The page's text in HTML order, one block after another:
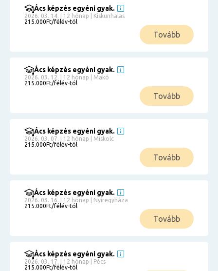
Ács képzés egyéni gyak.
2026. 03. 14. | 12 hónap | Kiskunhalas
215.000Ft/félév-tól
Tovább
Ács képzés egyéni gyak.
2026. 03. 12. | 12 hónap | Makó
215.000Ft/félév-tól
Tovább
Ács képzés egyéni gyak.
2026. 03. 07. | 12 hónap | Miskolc
215.000Ft/félév-tól
Tovább
Ács képzés egyéni gyak.
2026. 03. 16. | 12 hónap | Nyíregyháza
215.000Ft/félév-tól
Tovább
Ács képzés egyéni gyak.
2026. 03. 17. | 12 hónap | Pécs
215.000Ft/félév-tól